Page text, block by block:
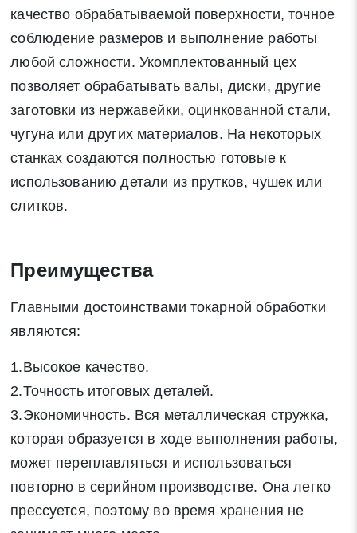
качество обрабатываемой поверхности, точное
соблюдение размеров и выполнение работы
любой сложности. Укомплектованный цех
позволяет обрабатывать валы, диски, другие
заготовки из нержавейки, оцинкованной стали,
чугуна или других материалов. На некоторых
станках создаются полностью готовые к
использованию детали из прутков, чушек или
слитков.
Преимущества
Главными достоинствами токарной обработки
являются:
1.Высокое качество.
2.Точность итоговых деталей.
3.Экономичность. Вся металлическая стружка,
которая образуется в ходе выполнения работы,
может переплавляться и использоваться
повторно в серийном производстве. Она легко
прессуется, поэтому во время хранения не